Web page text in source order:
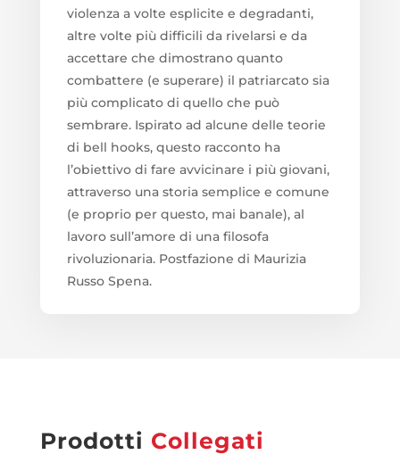
violenza a volte esplicite e degradanti,
altre volte più difficili da rivelarsi e da
accettare che dimostrano quanto
combattere (e superare) il patriarcato sia
più complicato di quello che può
sembrare. Ispirato ad alcune delle teorie
di bell hooks, questo racconto ha
l’obiettivo di fare avvicinare i più giovani,
attraverso una storia semplice e comune
(e proprio per questo, mai banale), al
lavoro sull’amore di una filosofa
rivoluzionaria. Postfazione di Maurizia
Russo Spena.
Prodotti Collegati